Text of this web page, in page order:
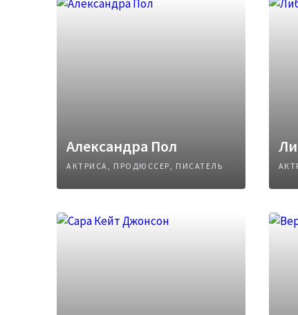
Александра Пол
АКТРИСА, ПРОДЮССЕР, ПИСАТЕЛЬ